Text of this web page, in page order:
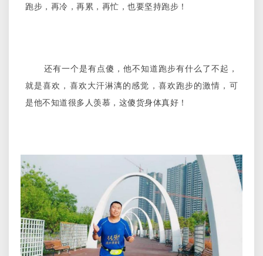
跑步，再冷，再累，再忙，也要坚持跑步！
还有一个是有点傻，他不知道跑步有什么了不起，
就是喜欢，喜欢大汗淋漓的感觉，喜欢跑步的激情，可
是他不知道很多人羡慕，这傻货身体真好！